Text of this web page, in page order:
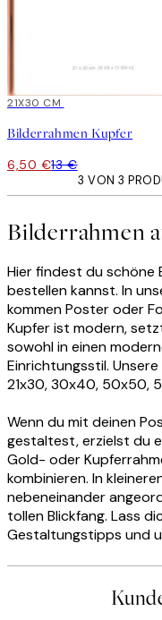
-50%
21X30 CM
Bilderrahmen Kupfer
6,50 €13 €
3 VON 3
Bilderrahmen
Hier findest du schöne
bestellen kannst. In
kommen Poster oder
Kupfer ist modern,
sowohl in einen
Einrichtungsstil. Unsere
21x30, 30x40, 50x50,
Wenn du mit deinen
gestaltest, erzielst du
Gold- oder
kombinieren. In
nebeneinander
tollen Blickfang. Lass
Gestaltungstipps und